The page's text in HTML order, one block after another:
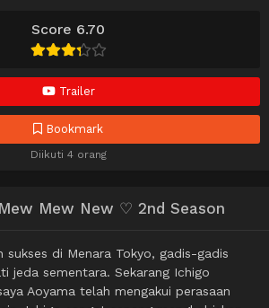
Score 6.70
Trailer
Bookmark
Diikuti 4 orang
Mew New ♡ 2nd Season
sukses di Menara Tokyo, gadis-gadis
jeda sementara. Sekarang Ichigo
Aoyama telah mengakui perasaan